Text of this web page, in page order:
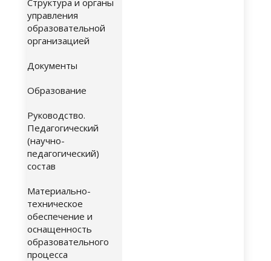
управления
образовательной
организацией
Документы
Образование
Руководство.
Педагогический
(научно-
педагогический)
состав
Материально-
техническое
обеспечение и
оснащенность
образовательного
процесса